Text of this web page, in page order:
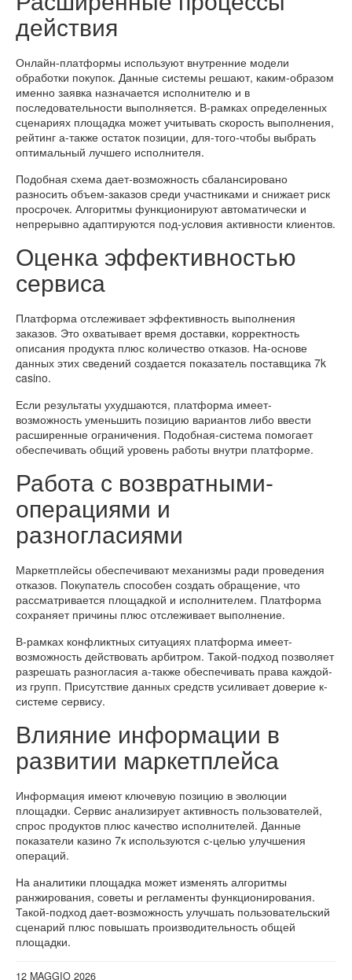
действия
Онлайн-платформы используют внутренние модели
обработки покупок. Данные системы решают, каким-образом
именно заявка назначается исполнителю и в
последовательности выполняется. В-рамках определенных
сценариях площадка может учитывать скорость выполнения,
рейтинг а-также остаток позиции, для-того-чтобы выбрать
оптимальный лучшего исполнителя.
Подобная схема дает-возможность сбалансировано
разносить объем-заказов среди участниками и снижает риск
просрочек. Алгоритмы функционируют автоматически и
непрерывно адаптируются под-условия активности клиентов.
Оценка эффективностью
сервиса
Платформа отслеживает эффективность выполнения
заказов. Это охватывает время доставки, корректность
описания продукта плюс количество отказов. На-основе
данных этих сведений создается показатель поставщика 7k
casino.
Если результаты ухудшаются, платформа имеет-
возможность уменьшить позицию вариантов либо ввести
расширенные ограничения. Подобная-система помогает
обеспечивать общий уровень работы внутри платформе.
Работа с возвратными-
операциями и
разногласиями
Маркетплейсы обеспечивают механизмы ради проведения
отказов. Покупатель способен создать обращение, что
рассматривается площадкой и исполнителем. Платформа
сохраняет причины плюс отслеживает выполнение.
В-рамках конфликтных ситуациях платформа имеет-
возможность действовать арбитром. Такой-подход позволяет
разрешать разногласия а-также обеспечивать права каждой-
из групп. Присутствие данных средств усиливает доверие к-
системе сервису.
Влияние информации в
развитии маркетплейса
Информация имеют ключевую позицию в эволюции
площадки. Сервис анализирует активность пользователей,
спрос продуктов плюс качество исполнителей. Данные
показатели казино 7к используются с-целью улучшения
операций.
На аналитики площадка может изменять алгоритмы
ранжирования, советы и регламенты функционирования.
Такой-подход дает-возможность улучшать пользовательский
сценарий плюс повышать производительность общей
площадки.
12 MAGGIO 2026